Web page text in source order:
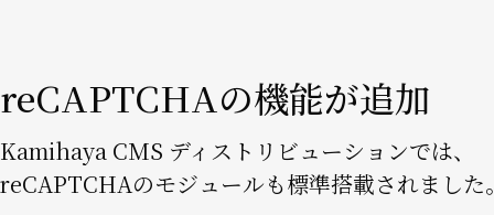
reCAPTCHAの機能が追加
Kamihaya CMS ディストリビューションでは、
reCAPTCHAのモジュールも標準搭載されました